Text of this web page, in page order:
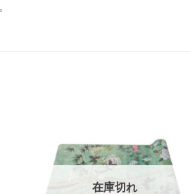
在庫切れ